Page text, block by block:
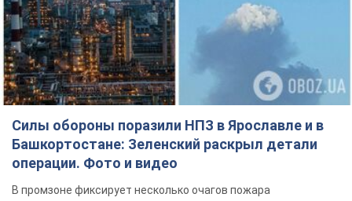
Силы обороны поразили НПЗ в Ярославле и в
Башкортостане: Зеленский раскрыл детали
операции. Фото и видео
В промзоне фиксирует несколько очагов пожара